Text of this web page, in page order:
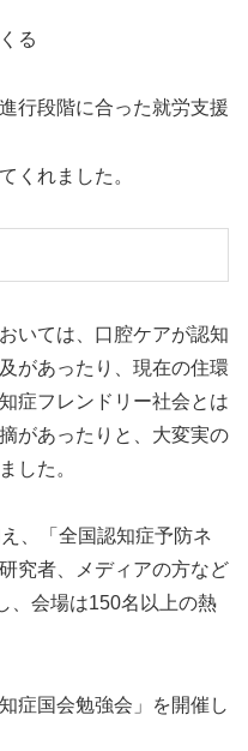
る
行段階に合った就労支援
くれました。
いては、口腔ケアが認知
があったり、現在の住環
症フレンドリー社会とは
があったりと、大変実の
した。
、「全国認知症予防ネ
究者、メディアの方など
、会場は150名以上の熱
症国会勉強会」を開催し